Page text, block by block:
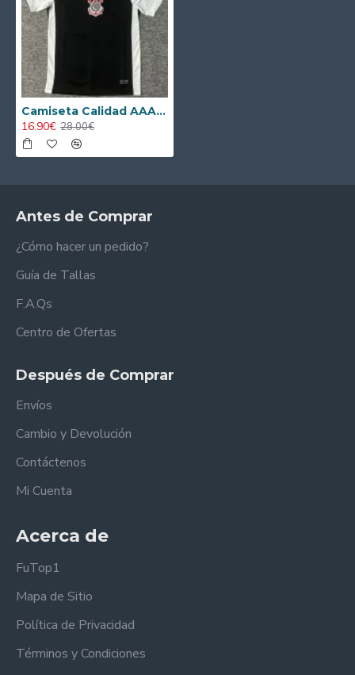
Camiseta Calidad AAA Corinthians Segunda Equipación 2025/26
16.90€ 28.00€
Antes de Comprar
¿Cómo hacer un pedido?
Guía de Tallas
F.A.Qs
Centro de Ofertas
Después de Comprar
Envíos
Cambio y Devolución
Contáctenos
Mi Cuenta
Acerca de
FuTop1
Mapa de Sitio
Política de Privacidad
Términos y Condiciones